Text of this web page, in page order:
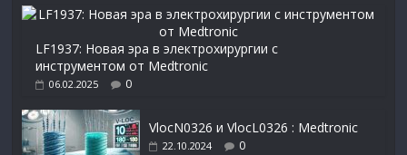
LF1937: Новая эра в электрохирургии с
инструментом от Medtronic
06.02.2025 0
VlocN0326 и VlocL0326 : Medtronic
22.10.2024 0